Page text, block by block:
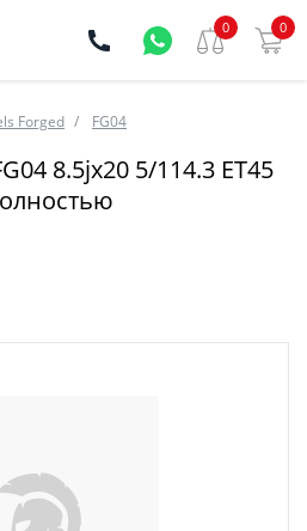
0 0
Forged FG04
8.5jx20 5/114.3 ET45